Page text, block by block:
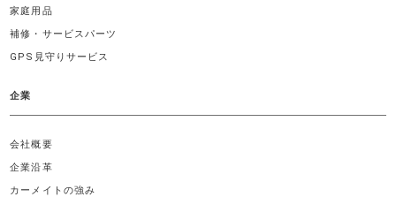
家庭用品
補修・サービスパーツ
GPS見守りサービス
企業
会社概要
企業沿革
カーメイトの強み